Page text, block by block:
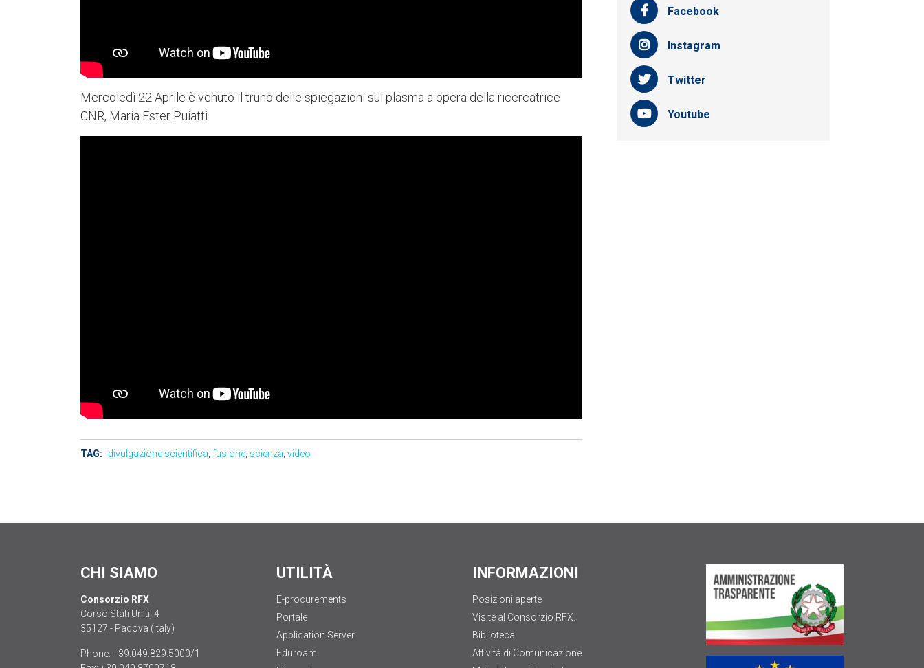
Mercoledì 22 Aprile è venuto il truno delle spiegazioni sul plasma a opera della ricercatrice
CNR, Maria Ester Puiatti
TAG: divulgazione scientifica fusione scienza video
Facebook
Instagram
Twitter
Youtube
CHI SIAMO
Consorzio RFX
Corso Stati Uniti, 4
35127 - Padova (Italy)
Phone: +39.049.829.5000/1
UTILITÀ
E-procurements
Portale
Application Server
Eduroam
INFORMAZIONI
Posizioni aperte
Visite al Consorzio RFX.
Biblioteca
Attività di Comunicazione